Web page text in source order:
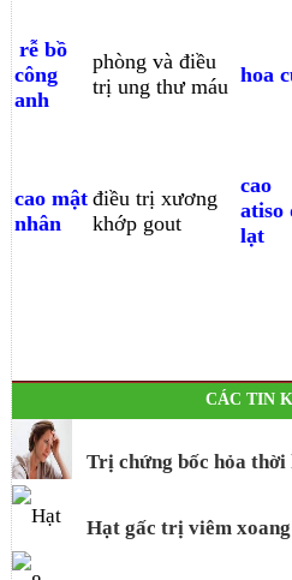
rễ bồ
công
anh
phòng và điều
trị ung thư máu hoa
cao mật
nhân
điều trị xương
khớp gout
cao
atiso
lạt
CÁC TIN
Trị chứng bốc hỏa
(01/11/2024)Hạt gấc trị viêm xoang